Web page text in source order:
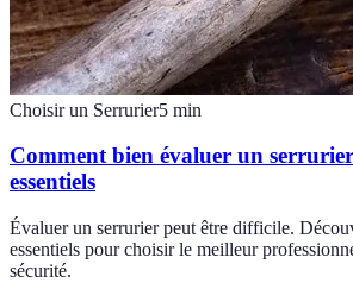
Choisir un Serrurier5 min
Comment bien évaluer un
essentiels
Évaluer un serrurier peut être difficile.
essentiels pour choisir le meilleur
sécurité.